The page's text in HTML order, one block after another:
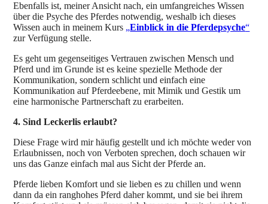
Ebenfalls ist, meiner Ansicht nach, ein umfangreiches Wissen
über die Psyche des Pferdes notwendig, weshalb ich dieses
Wissen auch in meinem Kurs „Einblick in die Pferdepsyche“
zur Verfügung stelle.
Es geht um gegenseitiges Vertrauen zwischen Mensch und
Pferd und im Grunde ist es keine spezielle Methode der
Kommunikation, sondern schlicht und einfach eine
Kommunikation auf Pferdeebene, mit Mimik und Gestik um
eine harmonische Partnerschaft zu erarbeiten.
4. Sind Leckerlis erlaubt?
Diese Frage wird mir häufig gestellt und ich möchte weder von
Erlaubnissen, noch von Verboten sprechen, doch schauen wir
uns das Ganze einfach mal aus Sicht der Pferde an.
Pferde lieben Komfort und sie lieben es zu chillen und wenn
dann da ein ranghohes Pferd daher kommt, und sie bei ihrem